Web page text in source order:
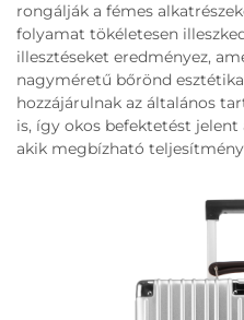
rongálják a fémes
folyamat tökéletesen
illesztéseket eredményez,
nagyméretű bőrönd
hozzájárulnak az általános
is, így okos befektetést
akik megbízható